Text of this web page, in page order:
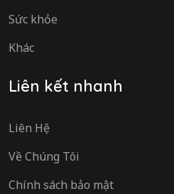
Sức khỏe
Khác
Liên kết nhanh
Liên Hệ
Về Chúng Tôi
Chính sách bảo mật